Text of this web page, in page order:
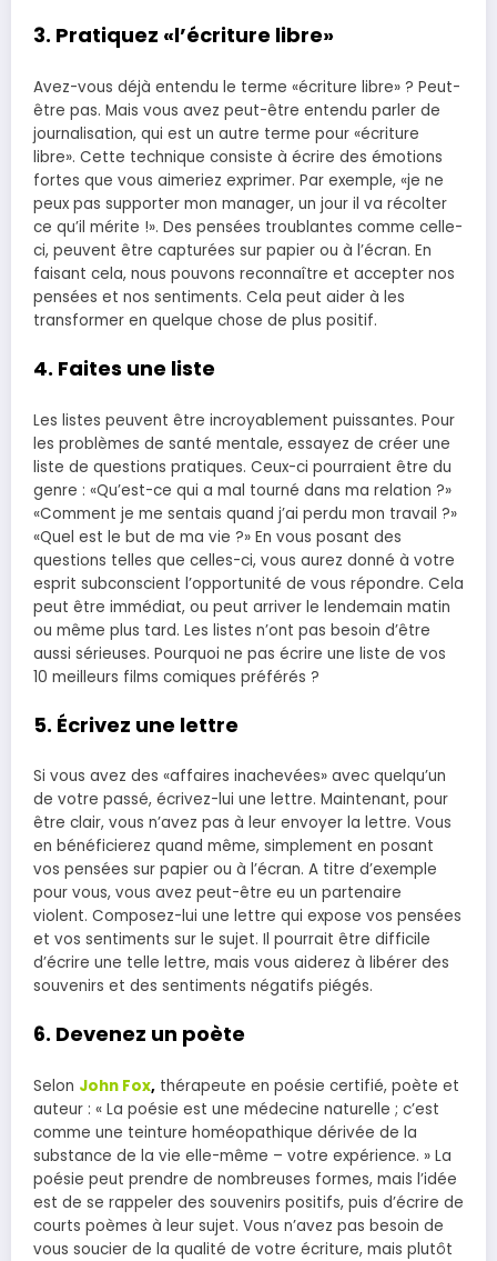
3. Pratiquez «l’écriture libre»
Avez-vous déjà entendu le terme «écriture libre» ? Peut-
être pas. Mais vous avez peut-être entendu parler de
journalisation, qui est un autre terme pour «écriture
libre». Cette technique consiste à écrire des émotions
fortes que vous aimeriez exprimer. Par exemple, «je ne
peux pas supporter mon manager, un jour il va récolter
ce qu’il mérite !». Des pensées troublantes comme celle-
ci, peuvent être capturées sur papier ou à l’écran. En
faisant cela, nous pouvons reconnaître et accepter nos
pensées et nos sentiments. Cela peut aider à les
transformer en quelque chose de plus positif.
4. Faites une liste
Les listes peuvent être incroyablement puissantes. Pour
les problèmes de santé mentale, essayez de créer une
liste de questions pratiques. Ceux-ci pourraient être du
genre : «Qu’est-ce qui a mal tourné dans ma relation ?»
«Comment je me sentais quand j’ai perdu mon travail ?»
«Quel est le but de ma vie ?» En vous posant des
questions telles que celles-ci, vous aurez donné à votre
esprit subconscient l’opportunité de vous répondre. Cela
peut être immédiat, ou peut arriver le lendemain matin
ou même plus tard. Les listes n’ont pas besoin d’être
aussi sérieuses. Pourquoi ne pas écrire une liste de vos
10 meilleurs films comiques préférés ?
5. Écrivez une lettre
Si vous avez des «affaires inachevées» avec quelqu’un
de votre passé, écrivez-lui une lettre. Maintenant, pour
être clair, vous n’avez pas à leur envoyer la lettre. Vous
en bénéficierez quand même, simplement en posant
vos pensées sur papier ou à l’écran. A titre d’exemple
pour vous, vous avez peut-être eu un partenaire
violent. Composez-lui une lettre qui expose vos pensées
et vos sentiments sur le sujet. Il pourrait être difficile
d’écrire une telle lettre, mais vous aiderez à libérer des
souvenirs et des sentiments négatifs piégés.
6. Devenez un poète
Selon John Fox, thérapeute en poésie certifié, poète et
auteur : « La poésie est une médecine naturelle ; c’est
comme une teinture homéopathique dérivée de la
substance de la vie elle-même – votre expérience. » La
poésie peut prendre de nombreuses formes, mais l’idée
est de se rappeler des souvenirs positifs, puis d’écrire de
courts poèmes à leur sujet. Vous n’avez pas besoin de
vous soucier de la qualité de votre écriture, mais plutôt